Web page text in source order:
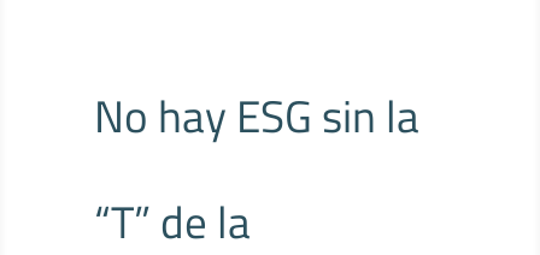
No hay ESG sin la
“T” de la